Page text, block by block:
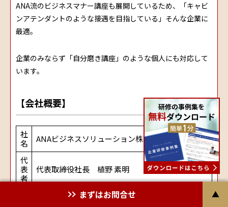
ANA流のビジネスマナー講座も展開しているため、「キャビ
ンアテンダントのような接遇を目指している」そんな企業に
最適。
企業のみならず「自分磨き講座」のような個人にも対応して
います。
【会社概要】
社
名
ANAビジネスソリューション株式会社
代
表
者
代表取締役社長 植野 素明
1988年12月 まずはお問合せ ▲